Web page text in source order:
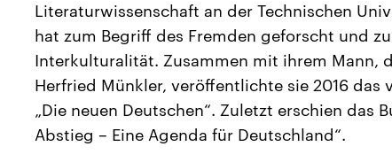
Literaturwissenschaft an der Technischen
hat zum Begriff des Fremden geforscht und
Interkulturalität. Zusammen mit ihrem Mann,
Herfried Münkler, veröffentlichte sie 2016 das
„Die neuen Deutschen“. Zuletzt erschien das
Abstieg – Eine Agenda für Deutschland“.